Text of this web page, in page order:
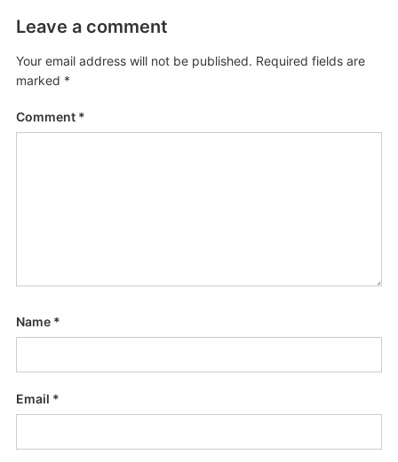
Leave a comment
Your email address will not be published. Required fields are
marked *
Comment *
Name *
Email *